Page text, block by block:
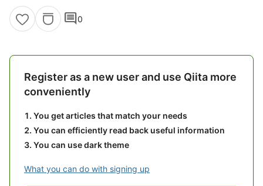
comment0
Register as a new user and use Qiita more
conveniently
You get articles that match your needs
You can efficiently read back useful information
You can use dark theme
What you can do with signing up